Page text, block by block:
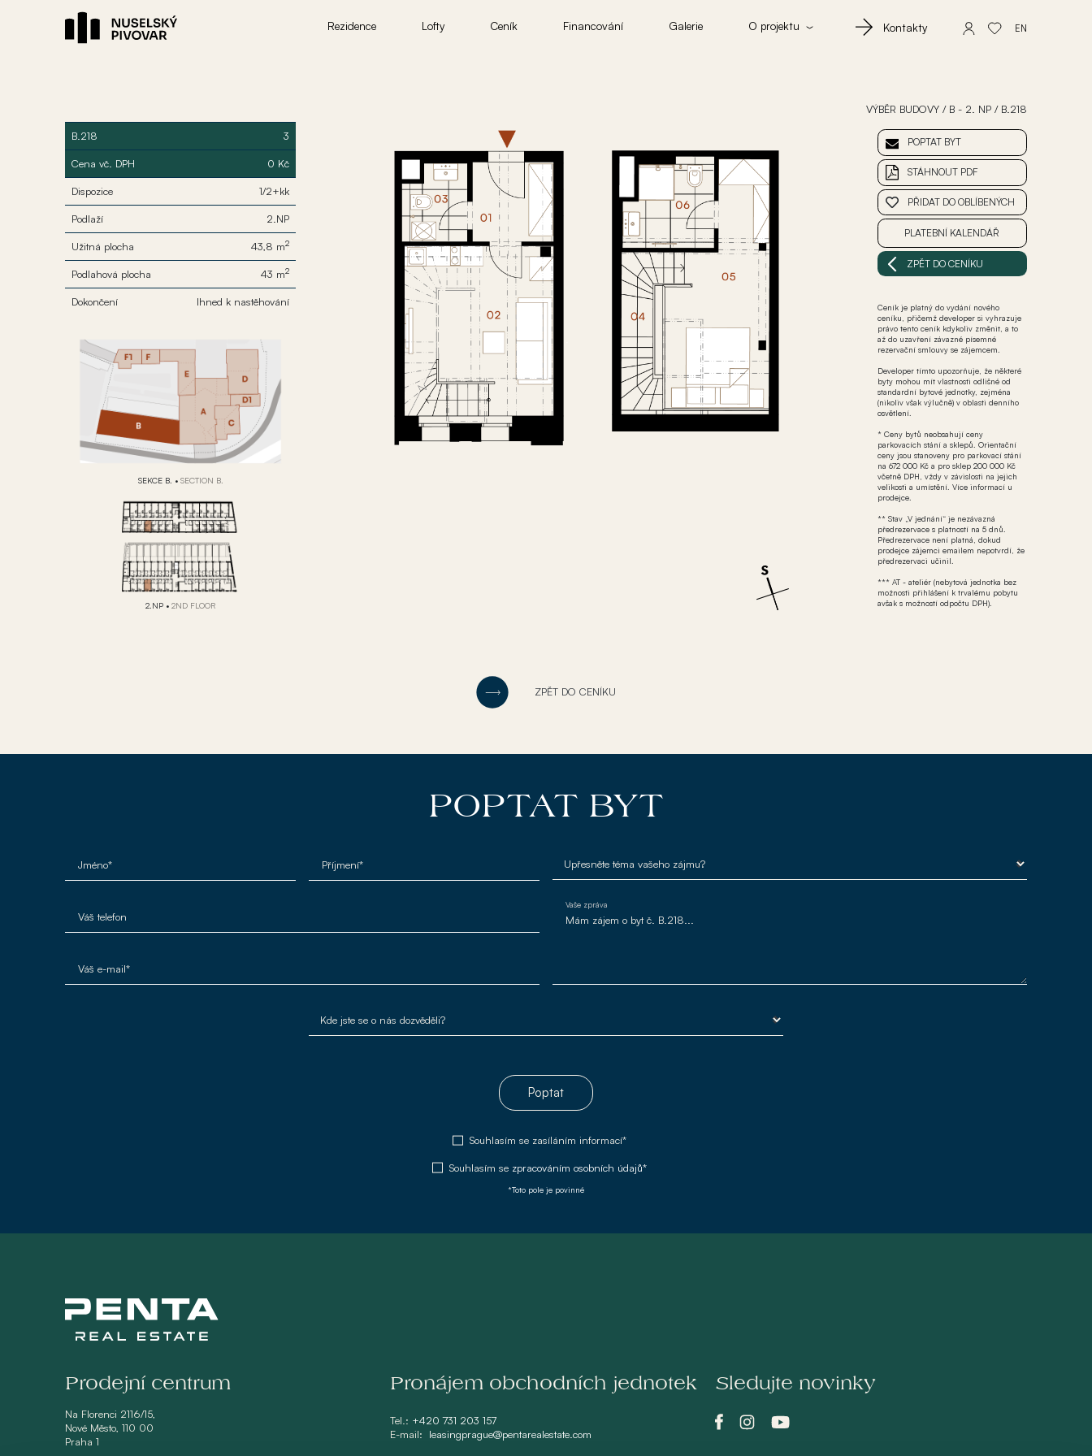
Rezidence Lofty Ceník Financování Galerie O projektu Kontakty EN
B.218 3
Cena vč. DPH 0 Kč
Dispozice 1/2+kk
Podlaží 2.NP
Užitná plocha 43,8 m2
Podlahová plocha 43 m2
Dokončení Ihned k nastěhování
SEKCE B. • SECTION B.
2.NP • 2ND FLOOR
VÝBĚR BUDOVY / B - 2. NP / B.218
POPTAT BYT
STÁHNOUT PDF
PŘIDAT DO OBLÍBENÝCH
PLATEBNÍ KALENDÁŘ
ZPĚT DO CENÍKU
Ceník je platný do vydání nového
ceníku, přičemž developer si vyhrazuje
právo tento ceník kdykoliv změnit, a to
až do uzavření závazné písemné
rezervační smlouvy se zájemcem.
Developer tímto upozorňuje, že některé
byty mohou mít vlastnosti odlišné od
standardní bytové jednotky, zejména
(nikoliv však výlučně) v oblasti denního
osvětlení.
* Ceny bytů neobsahují ceny
parkovacích stání a sklepů. Orientační
ceny jsou stanoveny pro parkovací stání
na 672 000 Kč a pro sklep 200 000 Kč
včetně DPH, vždy v závislosti na jejich
velikosti a umístění. Více informací u
prodejce.
** Stav „V jednání“ je nezávazná
předrezervace s platností na 5 dnů.
Předrezervace není platná, dokud
prodejce zájemci emailem nepotvrdí, že
předrezervaci učinil.
*** AT - ateliér (nebytová jednotka bez
možnosti přihlášení k trvalému pobytu
avšak s možností odpočtu DPH).
ZPĚT DO CENÍKU
POPTAT BYT
Jméno* Příjmení*
Váš telefon
Váš e-mail*
Vaše zpráva
Poptat
Souhlasím se zasíláním informací*
Souhlasím se zpracováním osobních údajů*
*Toto pole je povinné
Prodejní centrum
Na Florenci 2116/15,
Nové Město, 110 00
Praha 1
Pronájem obchodních jednotek
Tel.: +420 731 203 157
E-mail: leasingprague@pentarealestate.com
Sledujte novinky